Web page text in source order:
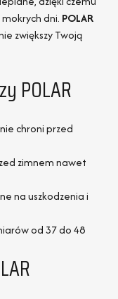
dni. POLAR
zwiększy Twoją
POLAR
chroni przed
zimnem nawet
na uszkodzenia i
od 37 do 48